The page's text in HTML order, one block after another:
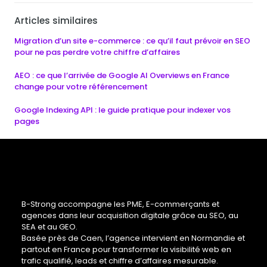
Articles similaires
Migration d’un site e-commerce : ce qu’il faut prévoir en SEO
pour ne pas perdre votre chiffre d’affaires
AEO : ce que l’arrivée de Google AI Overviews en France
change pour votre référencement
Google Indexing API : le guide pratique pour indexer vos
pages
B-Strong accompagne les PME, E-commerçants et
agences dans leur acquisition digitale grâce au SEO, au
SEA et au GEO.
Basée près de Caen, l’agence intervient en Normandie et
partout en France pour transformer la visibilité web en
trafic qualifié, leads et chiffre d’affaires mesurable.